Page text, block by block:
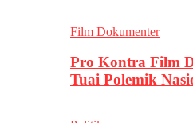
Film Dokumenter
Pro Kontra Film
Tuai Polemik